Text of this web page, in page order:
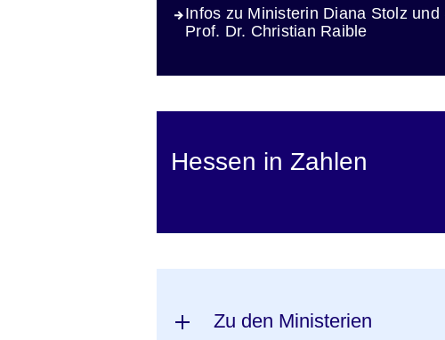
Infos zu Ministerin Diana Stolz und
Prof. Dr. Christian Raible
Hessen in Zahlen
Zu den Ministerien